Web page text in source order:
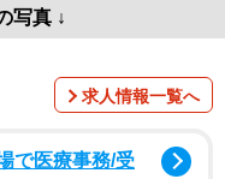
写真 ↓
求人情報一覧へ
で医療事務/受